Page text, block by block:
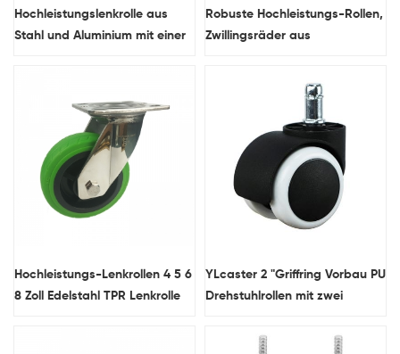
Hochleistungslenkrolle aus
Stahl und Aluminium mit einer
Robuste Hochleistungs-Rollen,
Zwillingsräder aus
Hochleistungs-Lenkrollen 4 5 6
8 Zoll Edelstahl TPR Lenkrolle
YLcaster 2 "Griffring Vorbau PU
Drehstuhlrollen mit zwei